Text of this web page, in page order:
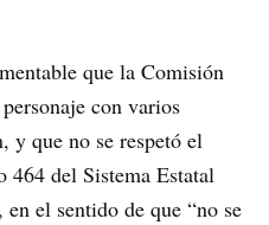
que la Comisión
con varios
y que no se respetó el
del Sistema Estatal
el sentido de que “no se